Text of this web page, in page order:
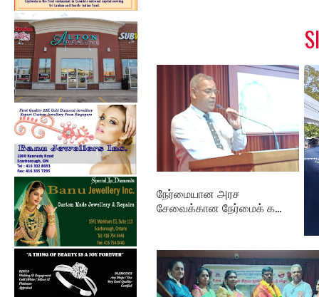
நேர்மையான அரச
சேவைக்கான நேர்மைக் க...